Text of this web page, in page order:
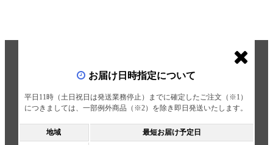
お届け日時指定について
平日11時（土日祝日は発送業務停止）までに確定したご注文（※1）
につきましては、一部例外商品（※2）を除き即日発送いたします。
地域 最短お届け予定日